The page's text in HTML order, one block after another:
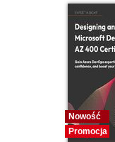
Nowość
Promocja